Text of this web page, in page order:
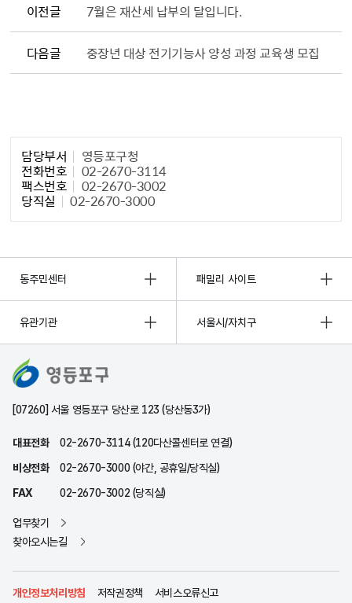
이전글 7월은 재산세 납부의 달입니다.
다음글 중장년 대상 전기기능사 양성 과정 교육생 모집
담당부서 영등포구청
전화번호 02-2670-3114
팩스번호 02-2670-3002
당직실 02-2670-3000
동주민센터 패밀리 사이트
유관기관 서울시/자치구
[07260] 서울 영등포구 당산로 123 (당산동3가)
대표전화
02-2670-3114 (120다산콜센터로 연결)
비상전화
02-2670-3000 (야간, 공휴일/당직실)
FAX
02-2670-3002 (당직실)
업무찾기
찾아오시는길
개인정보처리방침 저작권정책 서비스오류신고